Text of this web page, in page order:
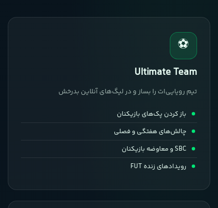
⚽
Ultimate Team
تیم رویایی‌ات را بساز و در لیگ‌های آنلاین بدرخش
باز کردن پک‌های بازیکنان
چالش‌های هفتگی و فصلی
SBC و معاوضه بازیکنان
رویدادهای زنده FUT